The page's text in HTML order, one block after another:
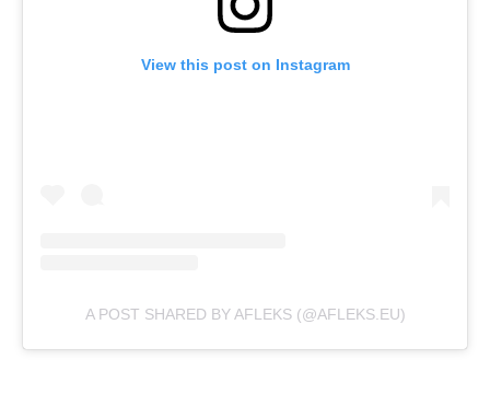
View this post on Instagram
A POST SHARED BY AFLEKS (@AFLEKS.EU)